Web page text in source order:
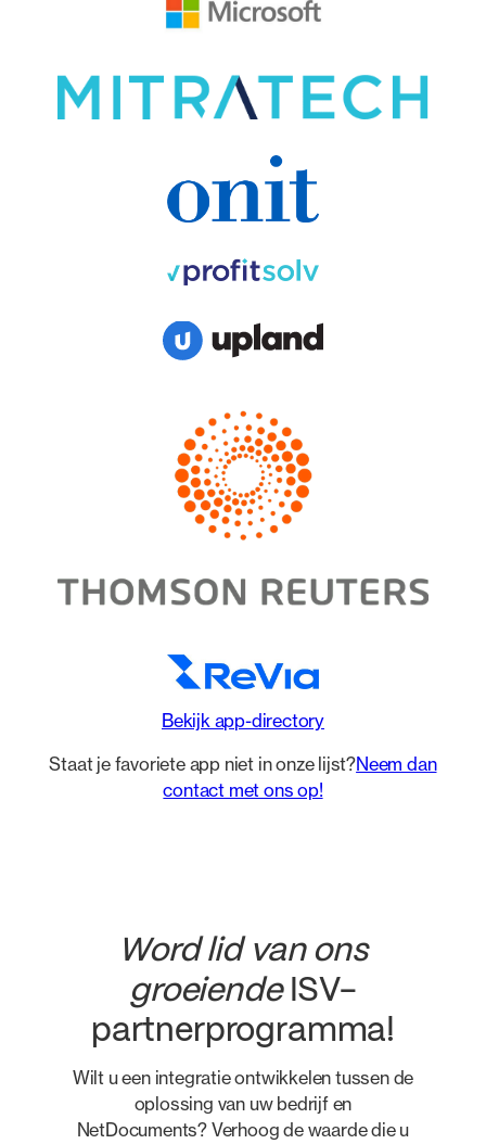
Bekijk app-directory
Staat je favoriete app niet in onze lijst?Neem dan
contact met ons op!
Word lid van ons
groeiendeISV-
partnerprogramma!
Wilt u een integratie ontwikkelen tussen de
oplossing van uw bedrijf en
NetDocuments? Verhoog de waarde die u